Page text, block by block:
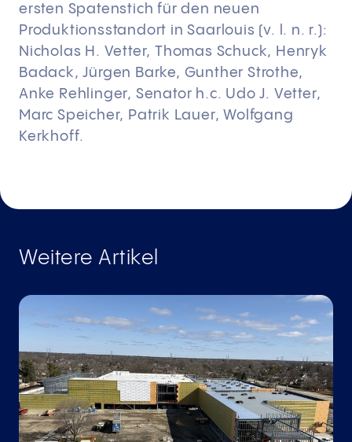
ersten Spatenstich für den neuen
Produktionsstandort in Saarlouis (v. l. n. r.):
Nicholas H. Vetter, Thomas Schuck, Henryk
Badack, Jürgen Barke, Gunther Strothe,
Anke Rehlinger, Senator h.c. Udo J. Vetter,
Marc Speicher, Patrik Lauer, Wolfgang
Kerkhoff.
Weitere Artikel